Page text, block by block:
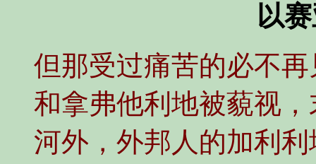
以
但那受过痛苦的必不
和拿弗他利地被藐视
河外，外邦人的加利